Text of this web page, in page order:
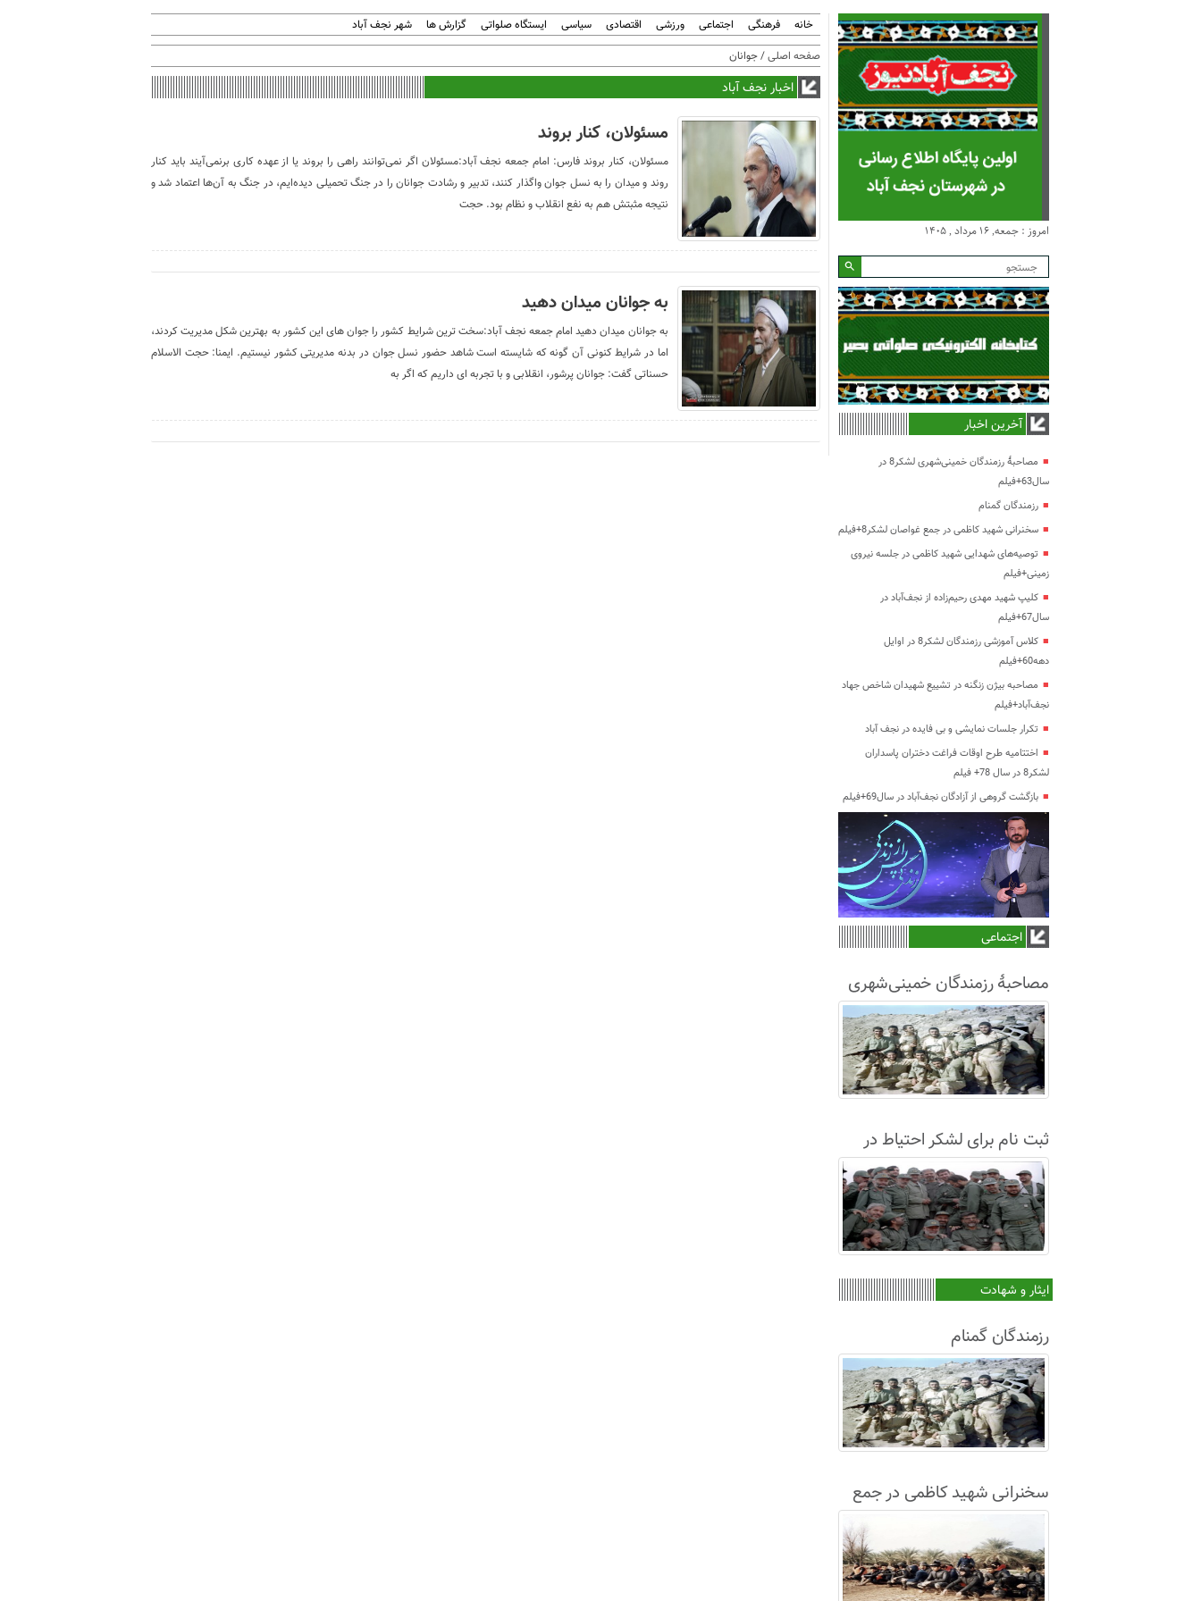
خانه فرهنگی اجتماعی ورزشی اقتصادی سیاسی ایستگاه صلواتی گزارش ها
شهر نجف آباد
صفحه اصلی/ جوانان
اخبار نجف آباد
مسئولان، کنار بروند
مسئولان، کنار بروند فارس: امام جمعه نجف آباد:مسئولان اگر نمی‌توانند راهی را بروند یا از عهده کاری برنمی‌آیند باید کنار
روند و میدان را به نسل جوان واگذار کنند، تدبیر و رشادت جوانان را در جنگ تحمیلی دیده‌ایم، در جنگ به آن‌ها اعتماد شد و
نتیجه مثبتش هم به نفع انقلاب و نظام بود. حجت
به جوانان میدان دهید
به جوانان میدان دهید امام جمعه نجف آباد:سخت ترین شرایط کشور را جوان های این کشور به بهترین شکل مدیریت کردند،
اما در شرایط کنونی آن گونه که شایسته است شاهد حضور نسل جوان در بدنه مدیریتی کشور نیستیم. ایمنا: حجت الاسلام
حسناتی گفت: جوانان پرشور، انقلابی و با تجربه ای داریم که اگر به
امروز : جمعه, ۱۶ مرداد , ۱۴۰۵
آخرین اخبار
مصاحبۀ رزمندگان خمینی‌شهری لشکر8 در
سال63+فیلم
رزمندگان گمنام
سخنرانی شهید کاظمی در جمع غواصان لشکر8+فیلم
توصیه‌های شهدایی شهید کاظمی در جلسه نیروی
زمینی+فیلم
کلیپ شهید مهدی رحیم‌زاده از نجف‌آباد در
سال67+فیلم
کلاس آموزشی رزمندگان لشکر8 در اوایل
دهه60+فیلم
مصاحبه بیژن زنگنه در تشییع شهیدان شاخص جهاد
نجف‌آباد+فیلم
تکرار جلسات نمایشی و بی فایده در نجف آباد
اختتامیه طرح اوقات فراغت دختران پاسداران
لشکر8 در سال 78+ فیلم
بازگشت گروهی از آزادگان نجف‌آباد در سال69+فیلم
اجتماعی
مصاحبۀ رزمندگان خمینی‌شهری
لشکر8 در سال63+فیلم
ثبت نام برای لشکر احتیاط در
نجف آباد
ایثار و شهادت
رزمندگان گمنام
سخنرانی شهید کاظمی در جمع
غواصان لشکر8+فیلم